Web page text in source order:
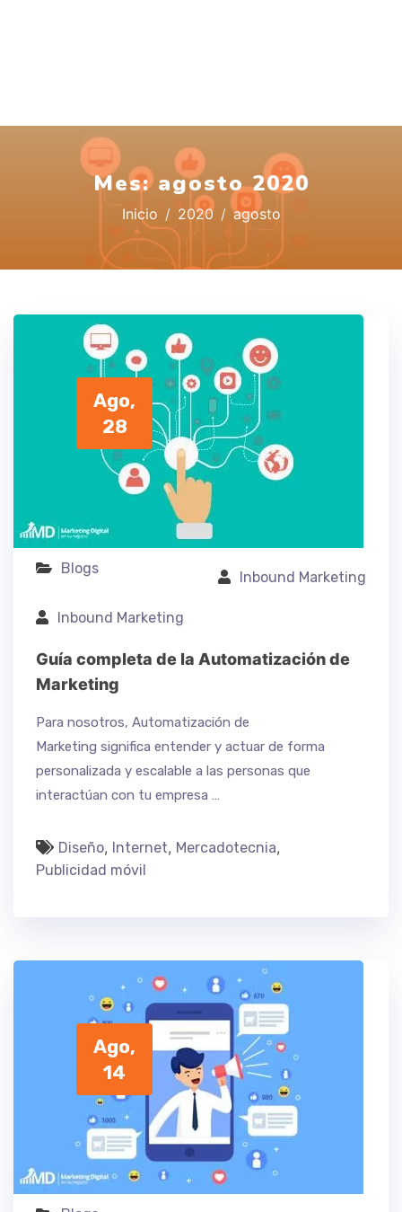
Mes:agosto 2020
Inicio 2020 agosto
Ago,
28
Blogs
Inbound Marketing
Inbound Marketing
Guía completa de la Automatización de
Marketing
Para nosotros, Automatización de
Marketing significa entender y actuar de forma
personalizada y escalable a las personas que
interactúan con tu empresa …
Diseño, Internet, Mercadotecnia,
Publicidad móvil
Ago,
14